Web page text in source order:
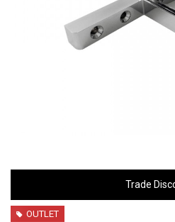
Trade
OUTLET